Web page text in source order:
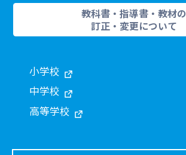
教科書・指導書・教材の
訂正・変更について
小学校
中学校
高等学校